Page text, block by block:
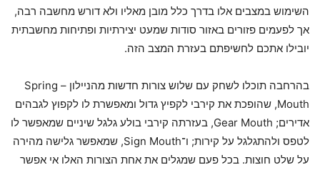
השימוש במצבים אלו בדרך כלל מובן מאליו ולא דורש מחשבה רבה,
אך לפעמים פזורים באזור סודות שמעט יצירתיות ופתיחות מחשבתית
יובילו אתכם לחשיפתם בעזרת המצב הזה.
בהרחבה תוכלו לשחק עם שלוש צורות חדשות מהניילון – Spring
Mouth, שהופכת את קירבי לקפיץ גדול ומאפשרת לו לקפוץ לגבהים
אדירים; Gear Mouth, בעזרתה קירבי בולע גלגל שיניים שמאפשר לו
לטפס ולהתגלגל על קירות; ו־Sign Mouth, שמאפשר גלישה מהירה
על שלט חוצות. בכל פעם שמגלים את אחת הצורות האלו אי אפשר